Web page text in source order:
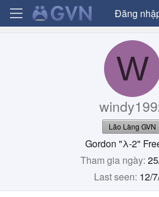
Đăng
W
Lão Làng GVN
Gordon "λ-2"
Tham gia ngày
Last seen 12/